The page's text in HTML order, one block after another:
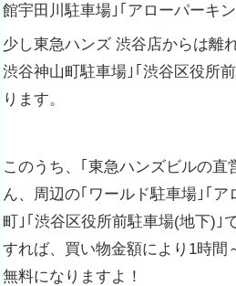
館宇田川駐車場｣｢アローパーキ
少し東急ハンズ 渋谷店からは離
渋谷神山町駐車場｣｢渋谷区役所
ります。
このうち、｢東急ハンズビルの直
ん、周辺の｢ワールド駐車場｣｢ア
町｣｢渋谷区役所前駐車場(地下)｣
すれば、買い物金額により1時間
無料になりますよ！